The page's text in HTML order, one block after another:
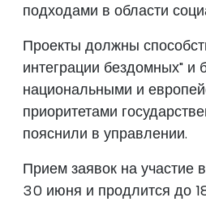
подходами в области
Проекты должны
интеграции бездомных" и
национальными и
приоритетами
пояснили в управлении.
Прием заявок на участие
30 июня и продлится до